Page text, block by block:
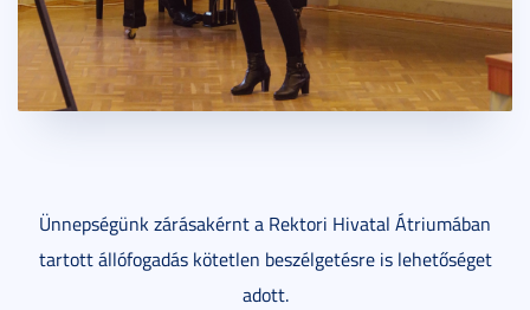
Ünnepségünk zárásakérnt a Rektori Hivatal Átriumában
tartott állófogadás kötetlen beszélgetésre is lehetőséget
adott.